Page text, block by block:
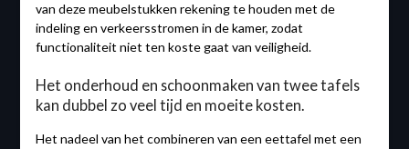
van deze meubelstukken rekening te houden met de
indeling en verkeersstromen in de kamer, zodat
functionaliteit niet ten koste gaat van veiligheid.
Het onderhoud en schoonmaken van twee tafels
kan dubbel zo veel tijd en moeite kosten.
Het nadeel van het combineren van een eettafel met een